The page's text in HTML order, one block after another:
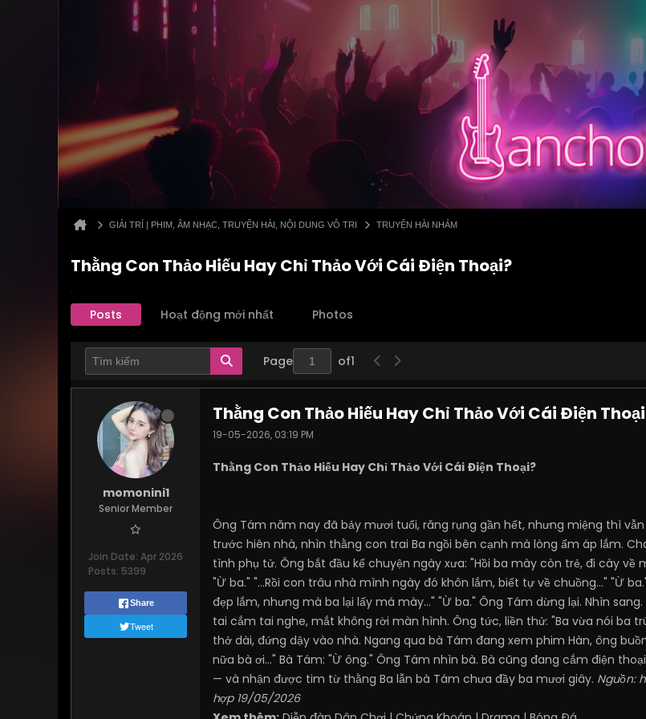
GIẢI TRÍ | PHIM, ÂM NHẠC, TRUYỆN HÀI, NỘI DUNG VÔ TRI TRUYỆN HÀI NHẢM
Thằng Con Thảo Hiếu Hay Chỉ Thảo Với Cái Điện Thoại?
Posts Hoạt động mới nhất Photos
Page of1
momonini1
Senior Member
Join Date: Apr 2026
Posts: 5399
Share
Tweet
Thằng Con Thảo Hiếu Hay Chỉ Thảo Với Cái Điện
19-05-2026, 03:19 PM
Thằng Con Thảo Hiếu Hay Chỉ Thảo Với Cái Điện Thoại?
Ông Tám năm nay đã bảy mươi tuổi, răng rụng gần hết, nhưng miệng thì
trước hiên nhà, nhìn thằng con trai Ba ngồi bên cạnh mà lòng ấm áp lắm.
tình phụ tử. Ông bắt đầu kể chuyện ngày xưa: "Hồi ba mày còn trẻ, đi cày
"Ừ ba." "...Rồi con trâu nhà mình ngày đó khôn lắm, biết tự về chuồng..." "Ừ
đẹp lắm, nhưng mà ba lại lấy má mày..." "Ừ ba." Ông Tám dừng lại. Nhìn
tai cắm tai nghe, mắt không rời màn hình. Ông tức, liền thử: "Ba vừa nói ba
thở dài, đứng dậy vào nhà. Ngang qua bà Tám đang xem phim Hàn, ông
nữa bà ơi..." Bà Tám: "Ừ ông." Ông Tám nhìn bà. Bà cũng đang cắm điện
— và nhận được tim từ thằng Ba lẫn bà Tám chưa đầy ba mươi giây. Nguồn:
hợp 19/05/2026